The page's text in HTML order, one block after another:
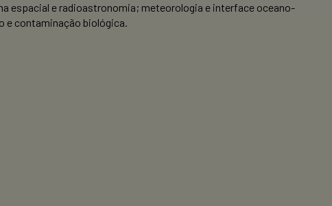
espacial e radioastronomia; meteorologia e interface oceano-
e contaminação biológica.